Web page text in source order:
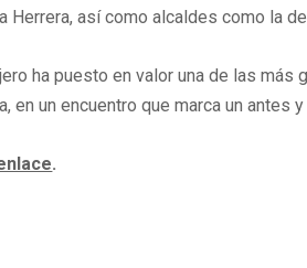
Herrera, así como alcaldes como la
ha puesto en valor una de las
en un encuentro que marca un
.